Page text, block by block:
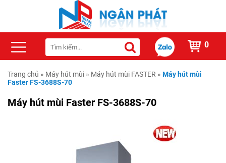
0
Trang chủ » Máy hút mùi » Máy hút mùi FASTER » Máy hút mùi
Faster FS-3688S-70
Máy hút mùi Faster FS-3688S-70